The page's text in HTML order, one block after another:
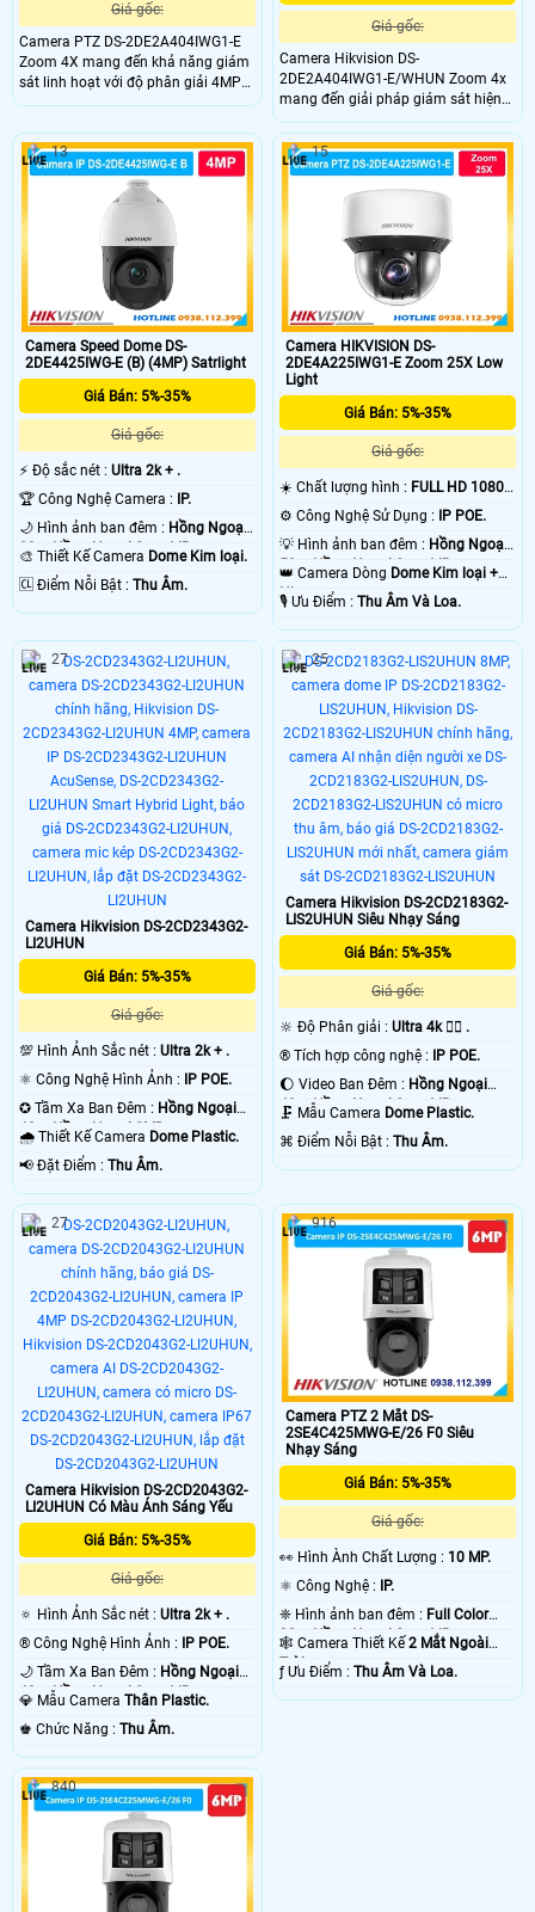
Giá gốc:
Camera PTZ DS-2DE2A404IWG1-E
Zoom 4X mang đến khả năng giám
sát linh hoạt với độ phân giải 4MP
và khả năng zoom quang học 4×
20m.DS-2DE2A404IWG1-E nổi bật
nhờ nhận diện người, phương tiện,
hỗ trợ WiFi, đàm thoại hai chiều, lưu
trữ thẻ nhớ 512GB và chuẩn bảo vệ
IP66, IK10 hoạt động bền bỉ.
Giá gốc:
Camera Hikvision DS-
2DE2A404IWG1-E/WHUN Zoom 4x
mang đến giải pháp giám sát hiện
đại với độ phân giải 4MP, zoom
quang học 4× và hồng ngoại 20m.
camera này hỗ trợ kết nối WiFi, đàm
thoại hai chiều, nhận diện người và
phương tiện, giúp quản lý hiệu quả
tại gia đình, cửa hàng, văn phòng và
kho xưởng.
Camera Speed Dome DS-
2DE4425IWG-E (B) (4MP) Satrlight
Giá Bán: 5%-35%
Giá gốc:
️⚡ Độ sắc nét : Ultra 2k + .
🏆 Công Nghệ Camera : IP.
🌙 Hình ảnh ban đêm : Hồng Ngoại
20m Hồng Ngoại Smart IR.
🎨 Thiết Kế Camera Dome Kim loại.
️🆑 Điểm Nỗi Bật : Thu Âm.
13
Camera HIKVISION DS-
2DE4A225IWG1-E Zoom 25X Low
Light
Giá Bán: 5%-35%
Giá gốc:
☀️ Chất lượng hình : FULL HD 1080P
⚙ Công Nghệ Sử Dụng : IP POE.
💡 Hình ảnh ban đêm : Hồng Ngoại
50m Hồng Ngoại Smart IR.
👑 Camera Dòng Dome Kim loại +
Nhựa.
️🎙 Ưu Điểm :Thu Âm Và Loa.
15
Camera Hikvision DS-2CD2343G2-
LI2UHUN
Giá Bán: 5%-35%
Giá gốc:
💯 Hình Ảnh Sắc nét : Ultra 2k + .
⚛️ Công Nghệ Hình Ảnh : IP POE.
✪ Tầm Xa Ban Đêm : Hồng Ngoại
40m Hồng Ngoại SMD.
🌧️ Thiết Kế Camera Dome Plastic.
️📢 Đặt Điểm : Thu Âm.
27
Camera Hikvision DS-2CD2183G2-
LIS2UHUN Siêu Nhạy Sáng
Giá Bán: 5%-35%
Giá gốc:
🔆 Độ Phân giải :Ultra 4k 👍🏾 .
®️ Tích hợp công nghệ : IP POE.
🌔 Video Ban Đêm : Hồng Ngoại
40m Hồng Ngoại Smart IR.
🗜️ Mẫu Camera Dome Plastic.
️⌘ Điểm Nỗi Bật :Thu Âm.
25
Camera Hikvision DS-2CD2043G2-
LI2UHUN Có Màu Ánh Sáng Yếu
Giá Bán: 5%-35%
Giá gốc:
🔅 Hình Ảnh Sắc nét : Ultra 2k + .
®️ Công Nghệ Hình Ảnh : IP POE.
🌙 Tầm Xa Ban Đêm : Hồng Ngoại
40m Hồng Ngoại Smart IR.
💎 Mẫu Camera Thân Plastic.
️♚ Chức Năng : Thu Âm.
27
Camera PTZ 2 Mắt DS-
2SE4C425MWG-E/26 F0 Siêu
Nhạy Sáng
Giá Bán: 5%-35%
Giá gốc:
️👀 Hình Ành Chất Lượng : 10 MP.
⚛️ Công Nghệ :
IP.
❈ Hình ảnh ban đêm : Full Color
30m Hồng Ngoại Smart IR.
🕸️ Camera Thiết Kế2 Mắt Ngoài
Trời.
️ƒ Ưu Điểm :Thu Âm Và Loa.
916
840